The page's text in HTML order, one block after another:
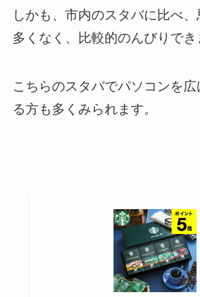
しかも、市内のスタバに比べ
多くなく、比較的のんびりでき
こちらのスタバでパソコンを
る方も多くみられます。